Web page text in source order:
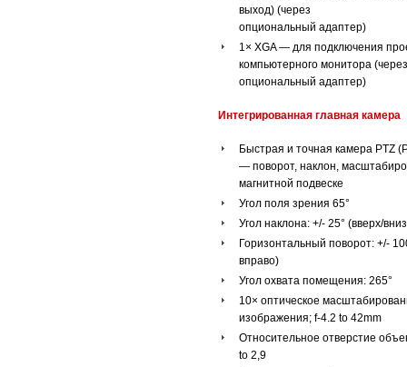
выход) (через
опциональный адаптер)
1× XGA — для подключения
компьютерного монитора (через
опциональный адаптер)
Интегрированная главная камера
Быстрая и точная камера PTZ
— поворот, наклон,
магнитной подвеске
Угол поля зрения 65°
Угол наклона: +/- 25° (вверх/
Горизонтальный поворот: +/-
вправо)
Угол охвата помещения: 265°
10× оптическое
изображения; f-4.2 to 42mm
Относительное отверстие
to 2,9